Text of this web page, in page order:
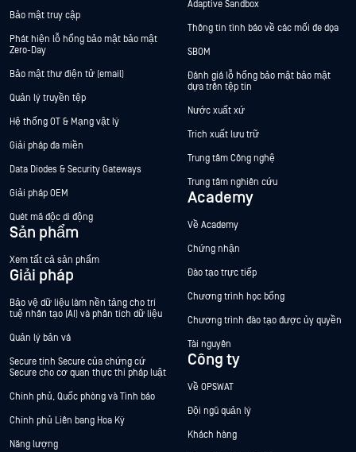
Bảo mật truy cập
Phát hiện lỗ hổng bảo mật bảo mật
Zero-Day
Bảo mật thư điện tử (email)
Quản lý truyền tệp
Hệ thống OT & Mạng vật lý
Giải pháp đa miền
Data Diodes & Security Gateways
Giải pháp OEM
Quét mã độc di động
Sản phẩm
Xem tất cả sản phẩm
Giải pháp
Bảo vệ dữ liệu làm nền tảng cho trí
tuệ nhân tạo (AI) và phân tích dữ liệu
Quản lý bản vá
Secure tính Secure của chứng cứ
Secure cho cơ quan thực thi pháp luật
Chính phủ, Quốc phòng và Tình báo
Chính phủ Liên bang Hoa Kỳ
Năng lượng
Adaptive Sandbox
Thông tin tình báo về các mối đe dọa
SBOM
Đánh giá lỗ hổng bảo mật bảo mật
dựa trên tệp tin
Nước xuất xứ
Trích xuất lưu trữ
Trung tâm Công nghệ
Trung tâm nghiên cứu
Academy
Về Academy
Chứng nhận
Đào tạo trực tiếp
Chương trình học bổng
Chương trình đào tạo được ủy quyền
Tài nguyên
Công ty
Về OPSWAT
Đội ngũ quản lý
Khách hàng